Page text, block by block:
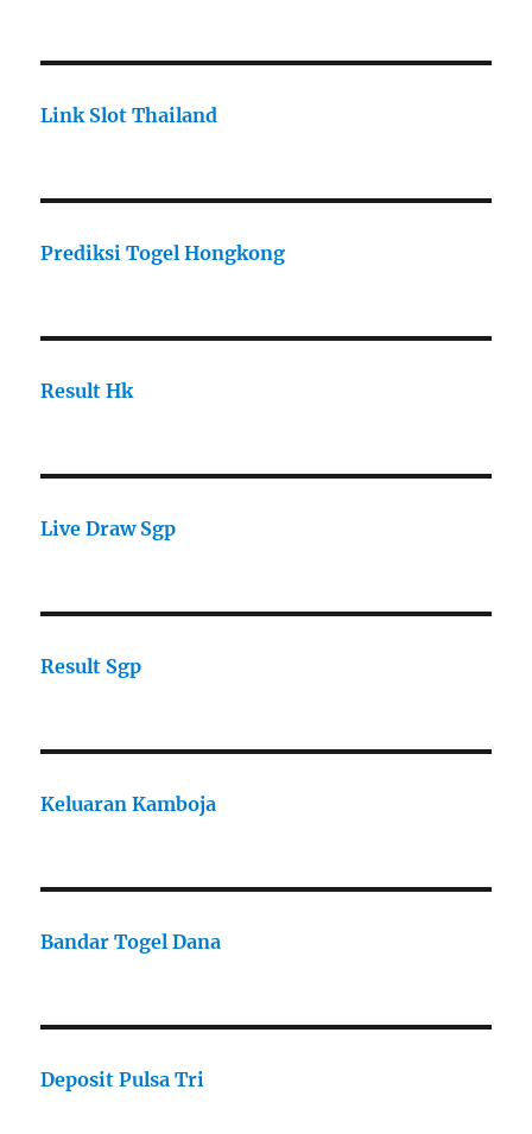
Link Slot Thailand
Prediksi Togel Hongkong
Result Hk
Live Draw Sgp
Result Sgp
Keluaran Kamboja
Bandar Togel Dana
Deposit Pulsa Tri